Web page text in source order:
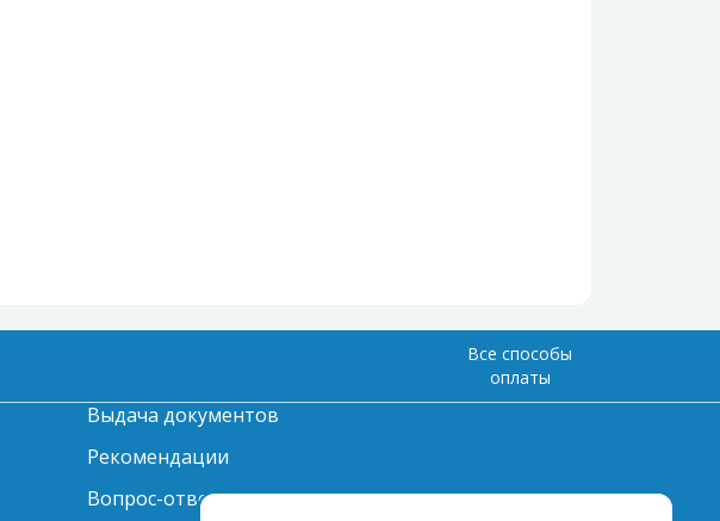
Все способы
оплаты
Выдача документов
Рекомендации
Вопрос-ответ